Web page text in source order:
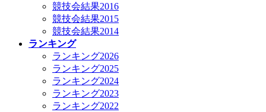
競技会結果2016
競技会結果2015
競技会結果2014
ランキング
ランキング2026
ランキング2025
ランキング2024
ランキング2023
ランキング2022